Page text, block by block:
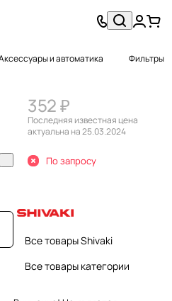
и автоматика Фильтры
352 ₽
Последняя известная цена
актуальна на 25.03.2024
По запросу
Все товары Shivaki
Все товары категории